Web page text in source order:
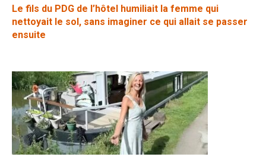
Le fils du PDG de l’hôtel humiliait la femme qui
nettoyait le sol, sans imaginer ce qui allait se passer
ensuite